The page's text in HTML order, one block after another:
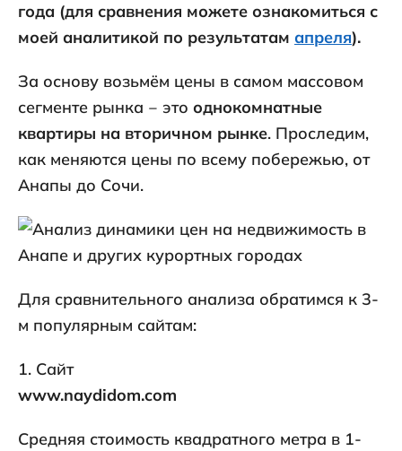
года (для сравнения можете ознакомиться с
моей аналитикой по результатам апреля).
За основу возьмём цены в самом массовом
сегменте рынка ‒ это однокомнатные
квартиры на вторичном рынке. Проследим,
как меняются цены по всему побережью, от
Анапы до Сочи.
Для сравнительного анализа обратимся к 3-
м популярным сайтам:
1. Сайт
www.naydidom.com
Средняя стоимость квадратного метра в 1-